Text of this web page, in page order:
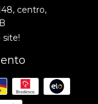
centro,
site!